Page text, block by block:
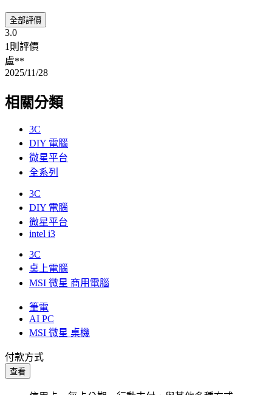
全部評價
3.0
1則評價
盧**
2025/11/28
相關分類
3C
DIY 電腦
微星平台
全系列
3C
DIY 電腦
微星平台
intel i3
3C
桌上電腦
MSI 微星 商用電腦
筆電
AI PC
MSI 微星 桌機
付款方式
查看